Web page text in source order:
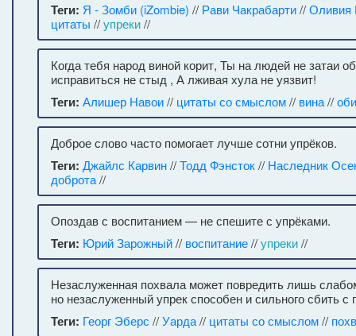
Теги: Я - Зомби (iZombie) // Рави Чакрабарти//Оливия
цитаты //упреки//
Когда тебя народ виной корит, Ты на людей не затаи
исправиться не стыд , А лживая хула не уязвит!
Теги: Алишер Навои// цитаты со смыслом// вина//
Доброе слово часто помогает лучше сотни упрёков.
Теги: Джайлс Карвин//Тодд Фэнсток// Наследник
доброта//
Опоздав с воспитанием — не спешите с упрёками.
Теги: Юрий Зарожный// воспитание//упреки//
Незаслуженная похвала может повредить лишь
но незаслуженный упрек способен и сильного сбить с
Теги: Георг Эберс //Уарда// цитаты со смыслом//